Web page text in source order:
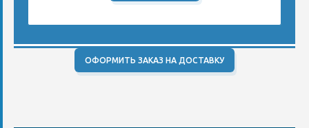
ОФОРМИТЬ ЗАКАЗ НА ДОСТАВКУ